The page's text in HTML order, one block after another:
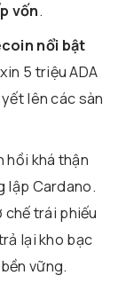
vốn.
nổi bật
5 triệu ADA
lên các sàn
hồi khá thận
lập Cardano.
trái phiếu
lại kho bạc
vững.